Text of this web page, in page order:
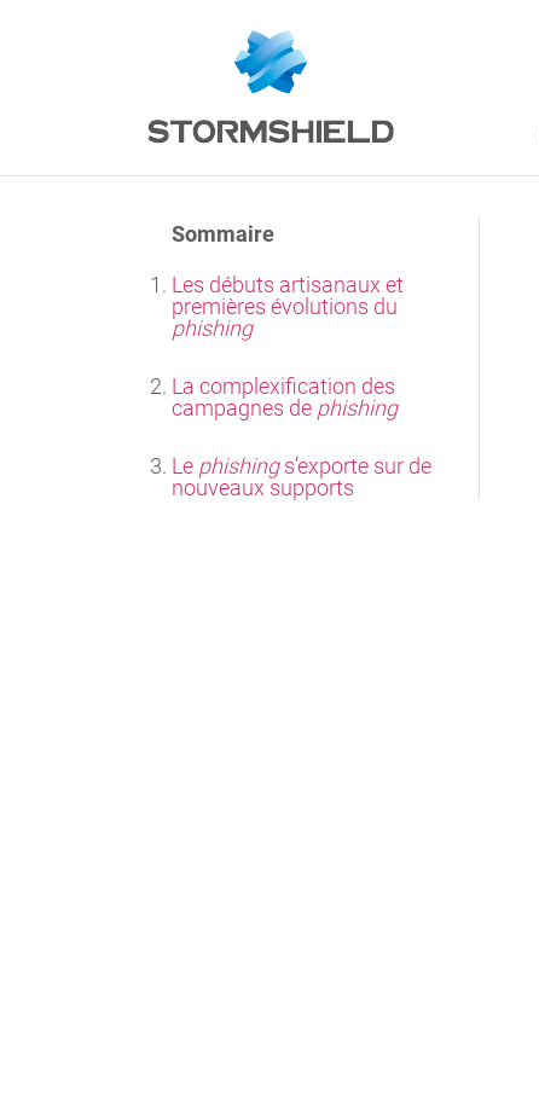
Sommaire
Les débuts artisanaux et
premières évolutions du
phishing
La complexification des
campagnes de phishing
Le phishings’exporte sur de
nouveaux supports